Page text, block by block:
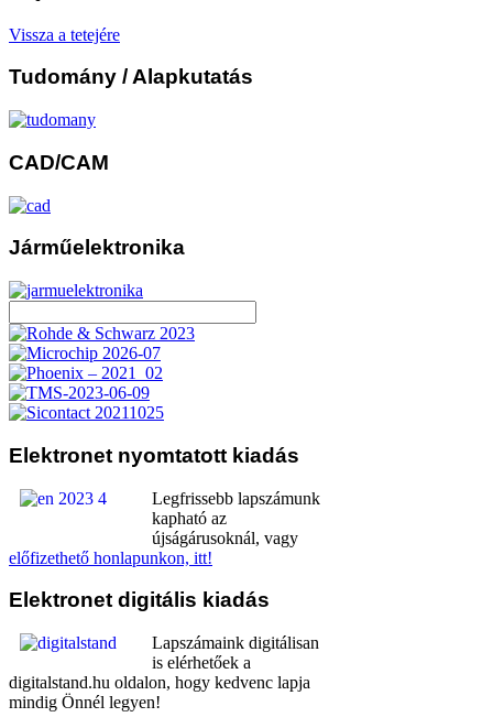
Vissza a tetejére
Tudomány / Alapkutatás
CAD/CAM
Járműelektronika
Elektronet nyomtatott kiadás
Legfrissebb lapszámunk
kapható az
újságárusoknál, vagy
előfizethető honlapunkon, itt!
Elektronet digitális kiadás
Lapszámaink digitálisan
is elérhetőek a
digitalstand.hu oldalon, hogy kedvenc lapja
mindig Önnél legyen!